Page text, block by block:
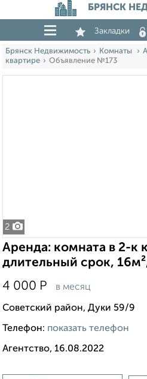
БРЯНСК
Закладки
Брянск Недвижимость Комнаты
квартире
Объявление №173
2
Аренда: комната в 2-к
длительный срок,
4 000 Р в месяц
Советский район, Дуки 59/9
Телефон: показать телефон
Агентство, 16.08.2022